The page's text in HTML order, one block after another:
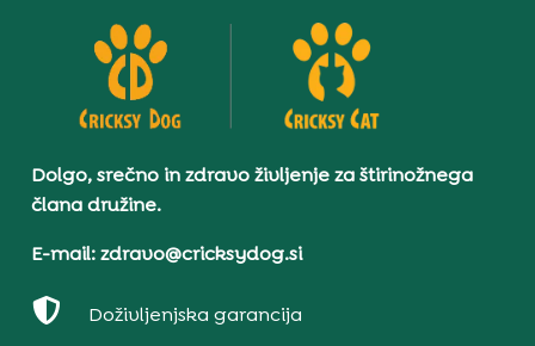
Dolgo, srečno in zdravo življenje za štirinožnega
člana družine.
E-mail: zdravo@cricksydog.si
 Doživljenjska garancija